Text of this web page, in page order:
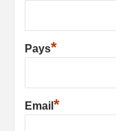
Pays*
Email *